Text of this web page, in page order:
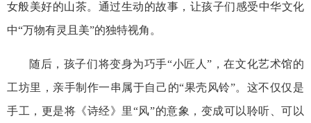
女般美好的山茶。通过生动的故事，让孩子们感受中华文化
中“万物有灵且美”的独特视角。
随后，孩子们将变身为巧手“小匠人”，在文化艺术馆的
工坊里，亲手制作一串属于自己的“果壳风铃”。这不仅仅是
手工，更是将《诗经》里“风”的意象，变成可以聆听、可以